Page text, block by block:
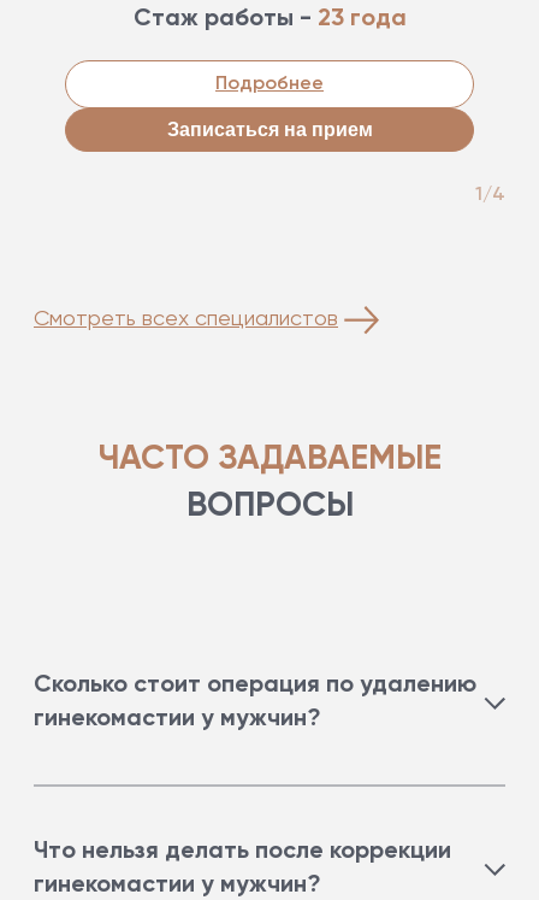
Стаж работы - 23 года
Подробнее
Записаться на прием
1/4
Смотреть всех специалистов
ЧАСТО ЗАДАВАЕМЫЕ
ВОПРОСЫ
Сколько стоит операция по удалению
гинекомастии у мужчин?
Что нельзя делать после коррекции
гинекомастии у мужчин?